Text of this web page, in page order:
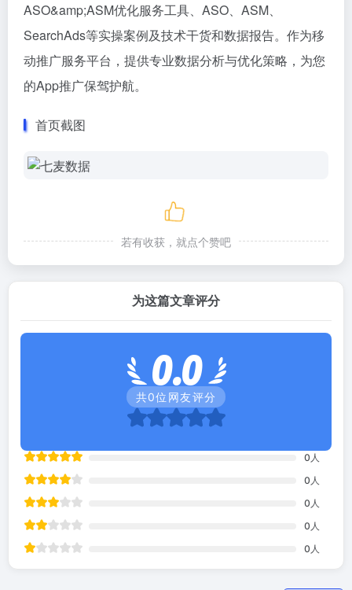
ASO&amp;ASM优化服务工具、ASO、ASM、
SearchAds等实操案例及技术干货和数据报告。作为移
动推广服务平台，提供专业数据分析与优化策略，为您
的App推广保驾护航。
首页截图
若有收获，就点个赞吧
为这篇文章评分
0.0
共0位网友评分
0 人
0 人
0 人
0 人
0 人